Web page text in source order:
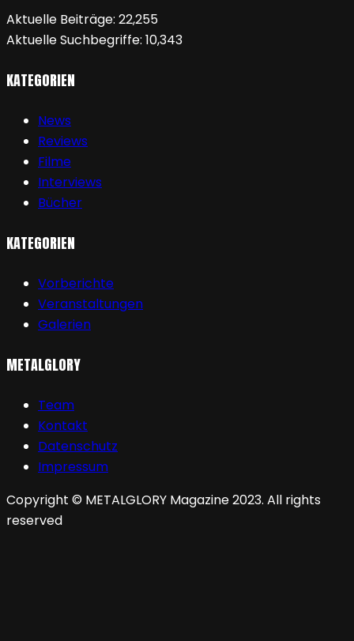
Aktuelle Beiträge: 22,255
Aktuelle Suchbegriffe: 10,343
KATEGORIEN
News
Reviews
Filme
Interviews
Bücher
KATEGORIEN
Vorberichte
Veranstaltungen
Galerien
METALGLORY
Team
Kontakt
Datenschutz
Impressum
Copyright © METALGLORY Magazine 2023. All rights
reserved